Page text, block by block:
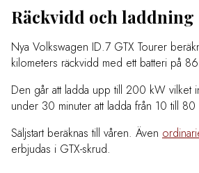
Räckvidd och laddning
Nya Volkswagen ID.7 GTX Tourer
kilometers räckvidd med ett batteri på
Den går att ladda upp till 200 kW vilket
under 30 minuter att ladda från 10 till
Säljstart beräknas till våren. Även
erbjudas i GTX-skrud.